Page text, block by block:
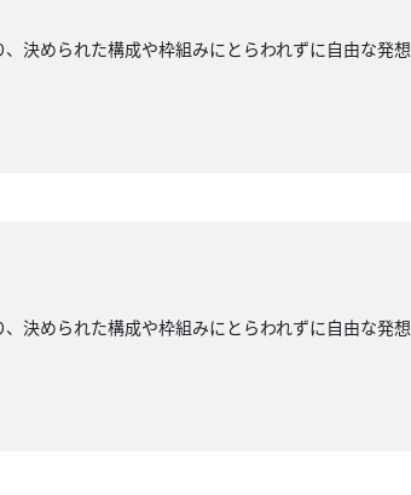
決められた構成や枠組みにとらわれずに自由な発想
決められた構成や枠組みにとらわれずに自由な発想